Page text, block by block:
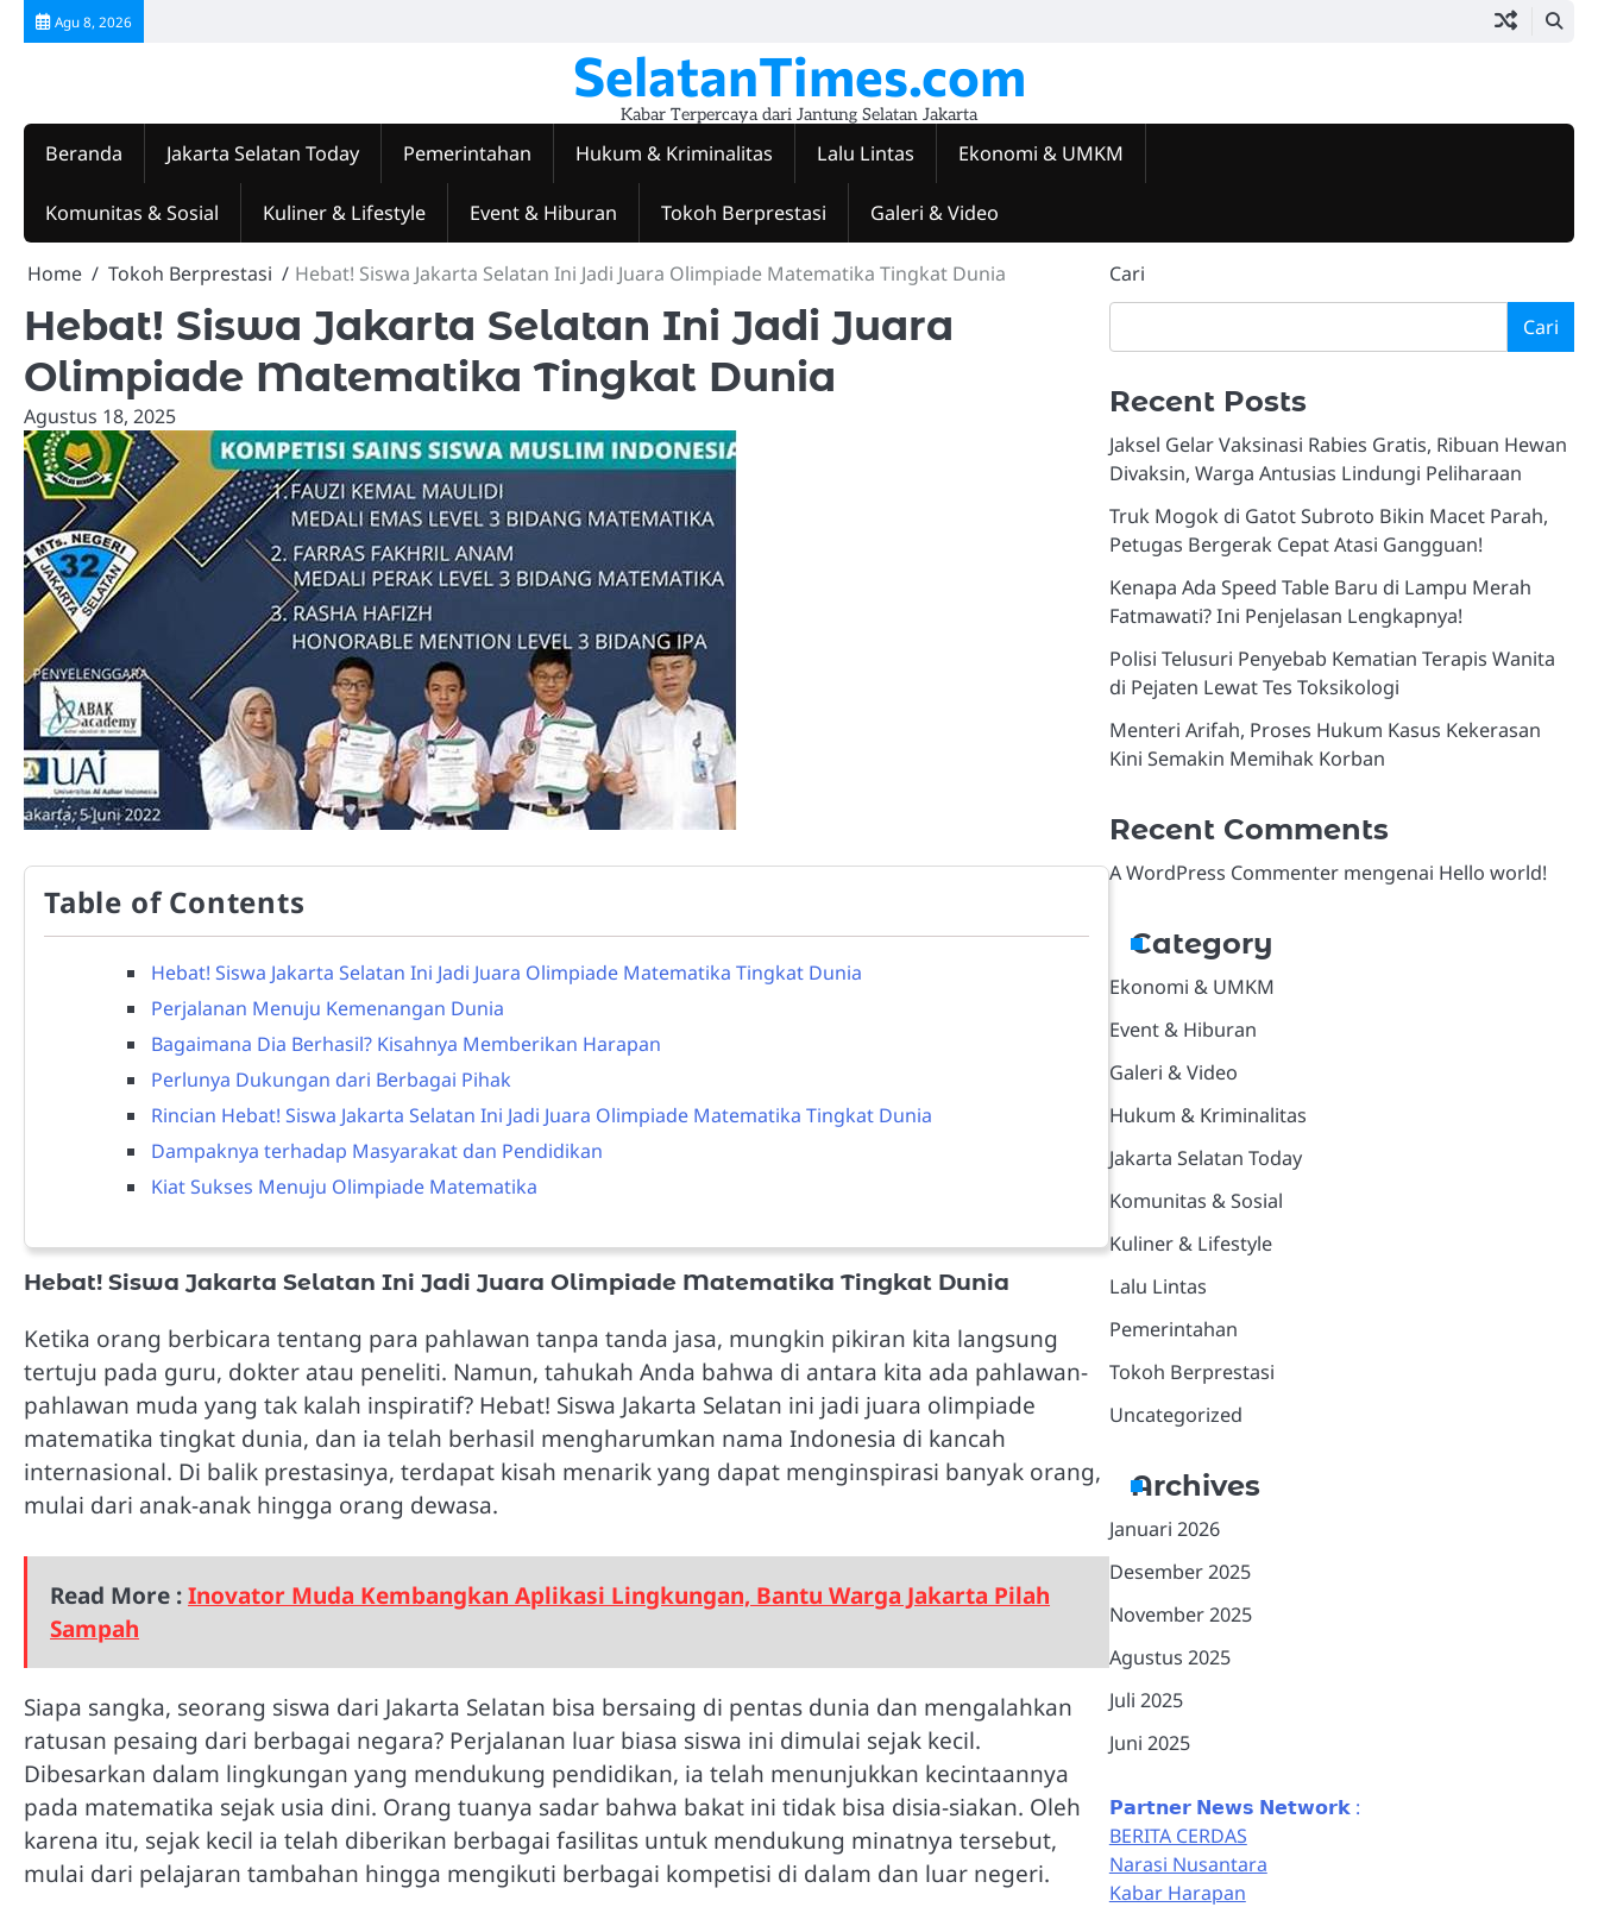
Skip
Agu 8, 2026
SelatanTimes.com
Kabar Terpercaya dari Jantung Selatan Jakarta
Beranda Jakarta Selatan Today Pemerintahan Hukum & Kriminalitas Lalu Lintas Ekonomi & UMKM
Komunitas & Sosial Kuliner & Lifestyle Event & Hiburan Tokoh Berprestasi Galeri & Video
Today
KriminalitasUMKMSosialLifestyleHiburan Video
Home Tokoh Berprestasi Hebat! Siswa Jakarta Selatan Ini Jadi Juara Olimpiade Matematika Tingkat Dunia
Hebat! Siswa Jakarta Selatan Ini Jadi Juara
Olimpiade Matematika Tingkat Dunia
Agustus 18, 2025
Table of Contents
Hebat! Siswa Jakarta Selatan Ini Jadi Juara Olimpiade Matematika Tingkat Dunia
Perjalanan Menuju Kemenangan Dunia
Bagaimana Dia Berhasil? Kisahnya Memberikan Harapan
Perlunya Dukungan dari Berbagai Pihak
Rincian Hebat! Siswa Jakarta Selatan Ini Jadi Juara Olimpiade Matematika Tingkat Dunia
Dampaknya terhadap Masyarakat dan Pendidikan
Kiat Sukses Menuju Olimpiade Matematika
Hebat! Siswa Jakarta Selatan Ini Jadi Juara Olimpiade Matematika Tingkat Dunia
Ketika orang berbicara tentang para pahlawan tanpa tanda jasa, mungkin pikiran kita langsung
tertuju pada guru, dokter atau peneliti. Namun, tahukah Anda bahwa di antara kita ada pahlawan-
pahlawan muda yang tak kalah inspiratif? Hebat! Siswa Jakarta Selatan ini jadi juara olimpiade
matematika tingkat dunia, dan ia telah berhasil mengharumkan nama Indonesia di kancah
internasional. Di balik prestasinya, terdapat kisah menarik yang dapat menginspirasi banyak orang,
mulai dari anak-anak hingga orang dewasa.
Read More :Inovator Muda Kembangkan Aplikasi Lingkungan, Bantu Warga Jakarta Pilah
Sampah
Siapa sangka, seorang siswa dari Jakarta Selatan bisa bersaing di pentas dunia dan mengalahkan
ratusan pesaing dari berbagai negara? Perjalanan luar biasa siswa ini dimulai sejak kecil.
Dibesarkan dalam lingkungan yang mendukung pendidikan, ia telah menunjukkan kecintaannya
pada matematika sejak usia dini. Orang tuanya sadar bahwa bakat ini tidak bisa disia-siakan. Oleh
karena itu, sejak kecil ia telah diberikan berbagai fasilitas untuk mendukung minatnya tersebut,
mulai dari pelajaran tambahan hingga mengikuti berbagai kompetisi di dalam dan luar negeri.
Cari
Cari
Recent Posts
Jaksel Gelar Vaksinasi Rabies Gratis, Ribuan Hewan
Divaksin, Warga Antusias Lindungi Peliharaan
Truk Mogok di Gatot Subroto Bikin Macet Parah,
Petugas Bergerak Cepat Atasi Gangguan!
Kenapa Ada Speed Table Baru di Lampu Merah
Fatmawati? Ini Penjelasan Lengkapnya!
Polisi Telusuri Penyebab Kematian Terapis Wanita
di Pejaten Lewat Tes Toksikologi
Menteri Arifah, Proses Hukum Kasus Kekerasan
Kini Semakin Memihak Korban
Recent Comments
A WordPress Commentermengenai Hello world!
Category
Ekonomi & UMKM
Event & Hiburan
Galeri & Video
Hukum & Kriminalitas
Jakarta Selatan Today
Komunitas & Sosial
Kuliner & Lifestyle
Lalu Lintas
Pemerintahan
Tokoh Berprestasi
Uncategorized
Archives
Januari 2026
Desember 2025
November 2025
Agustus 2025
Juli 2025
Juni 2025
𝗣𝗮𝗿𝘁𝗻𝗲𝗿 𝗡𝗲𝘄𝘀 𝗡𝗲𝘁𝘄𝗼𝗿𝗸 :
BERITA CERDAS
Narasi Nusantara
Kabar Harapan